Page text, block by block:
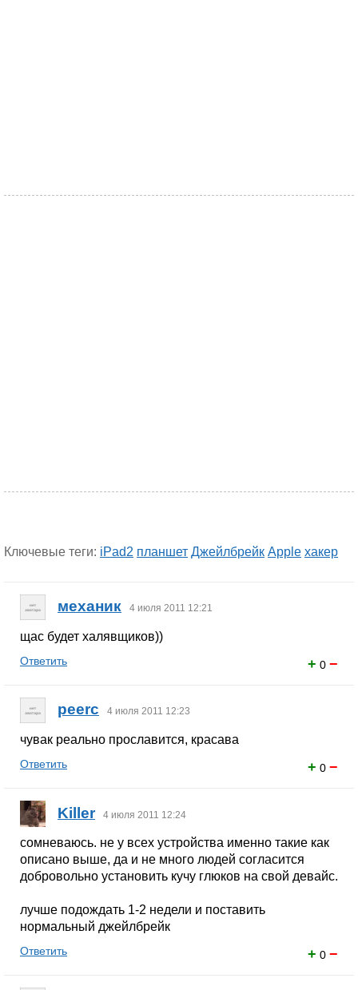
Ключевые теги: iPad2 планшет Джейлбрейк Apple хакер
механик 4 июля 2011 12:21
щас будет халявщиков))
+ 0 −
Ответить
peerc 4 июля 2011 12:23
чувак реально прославится, красава
+ 0 −
Ответить
Killer 4 июля 2011 12:24
сомневаюсь. не у всех устройства именно такие как
описано выше, да и не много людей согласится
добровольно установить кучу глюков на свой девайс.
лучше подождать 1-2 недели и поставить
нормальный джейлбрейк
+ 0 −
Ответить